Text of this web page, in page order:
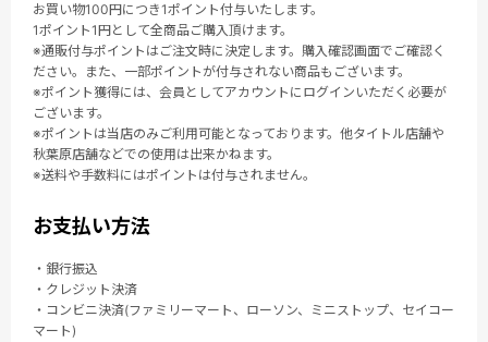
お買い物100円につき1ポイント付与いたします。
1ポイント1円として全商品ご購入頂けます。
※通販付与ポイントはご注文時に決定します。購入確認画面でご確認く
ださい。また、一部ポイントが付与されない商品もございます。
※ポイント獲得には、会員としてアカウントにログインいただく必要が
ございます。
※ポイントは当店のみご利用可能となっております。他タイトル店舗や
秋葉原店舗などでの使用は出来かねます。
※送料や手数料にはポイントは付与されません。
お支払い方法
・銀行振込
・クレジット決済
・コンビニ決済(ファミリーマート、ローソン、ミニストップ、セイコー
マート)